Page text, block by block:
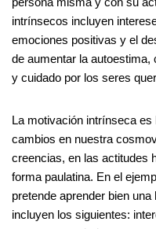
intrínsecos incluyen
emociones positivas y el
de aumentar la
y cuidado por los seres
La motivación intrínseca
cambios en nuestra
creencias, en las actitudes
forma paulatina. En el
pretende aprender bien
incluyen los siguientes: